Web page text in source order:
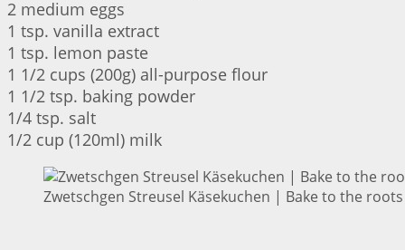
2 medium eggs
1 tsp. vanilla extract
1 tsp. lemon paste
1 1/2 cups (200g) all-purpose flour
1 1/2 tsp. baking powder
1/4 tsp. salt
1/2 cup (120ml) milk
Zwetschgen Streusel Käsekuchen | Bake to the roots